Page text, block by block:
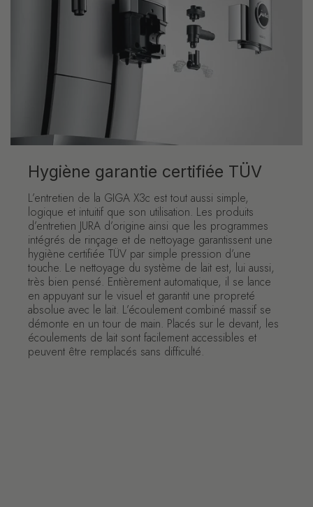
Hygiène garantie certifiée TÜV
L’entretien de la GIGA X3c est tout aussi simple,
logique et intuitif que son utilisation. Les produits
d’entretien JURA d’origine ainsi que les programmes
intégrés de rinçage et de nettoyage garantissent une
hygiène certifiée TÜV par simple pression d’une
touche. Le nettoyage du système de lait est, lui aussi,
très bien pensé. Entièrement automatique, il se lance
en appuyant sur le visuel et garantit une propreté
absolue avec le lait. L’écoulement combiné massif se
démonte en un tour de main. Placés sur le devant, les
écoulements de lait sont facilement accessibles et
peuvent être remplacés sans difficulté.